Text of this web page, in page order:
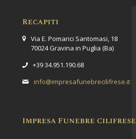
Recapiti
Via E. Pomarici Santomasi, 18
70024 Gravina in Puglia (Ba)
+39 34.951.190.68
info@impresafunebrecilifrese.it
Impresa Funebre Cilifrese